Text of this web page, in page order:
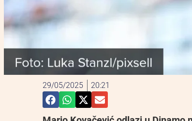
29/05/2025 20:21